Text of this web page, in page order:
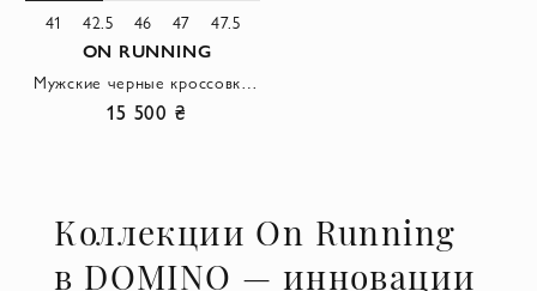
41 42.5 46 47 47.5
ON RUNNING
Мужские черные кроссовки Cloudswift Amp с системой амортизации
15 500 ₴
Коллекции On Running
в DOMINO — инновации